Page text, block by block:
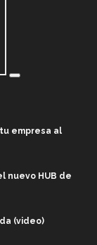
empresa al
nuevo HUB de
(video)